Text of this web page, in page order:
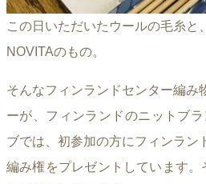
この日いただいたウールの毛糸と
NOVITAのもの。
そんなフィンランドセンター編み
ーが、フィンランドのニットブ
ブでは、初参加の方にフィンラン
編み権をプレゼントしています